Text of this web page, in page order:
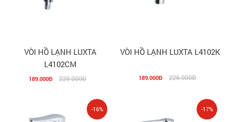
VÒI HỒ LẠNH LUXTA
L4102CM
189.000Đ 220.000Đ
VÒI HỒ LẠNH LUXTA L4102K
189.000Đ 226.000Đ
-16% -17%